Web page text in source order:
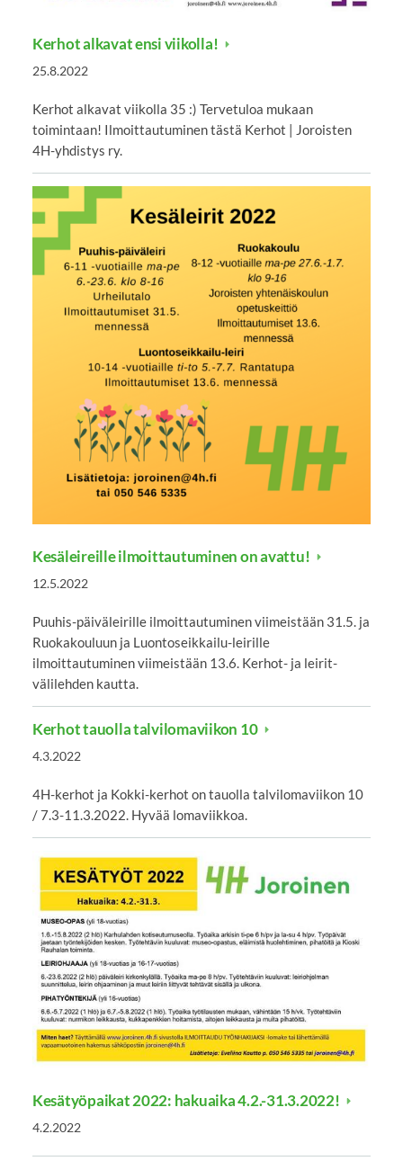
Kerhot alkavat ensi viikolla!
25.8.2022
Kerhot alkavat viikolla 35 :) Tervetuloa mukaan
toimintaan! Ilmoittautuminen tästä Kerhot | Joroisten
4H-yhdistys ry.
Kesäleireille ilmoittautuminen on avattu!
12.5.2022
Puuhis-päiväleirille ilmoittautuminen viimeistään 31.5. ja
Ruokakouluun ja Luontoseikkailu-leirille
ilmoittautuminen viimeistään 13.6. Kerhot- ja leirit-
välilehden kautta.
Kerhot tauolla talvilomaviikon 10
4.3.2022
4H-kerhot ja Kokki-kerhot on tauolla talvilomaviikon 10
/ 7.3-11.3.2022. Hyvää lomaviikkoa.
Kesätyöpaikat 2022: hakuaika 4.2.-31.3.2022!
4.2.2022